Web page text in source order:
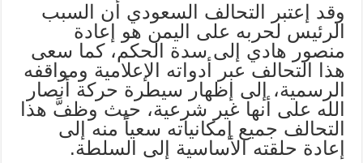
وقد إعتبر التحالف السعودي أن السبب
الرئيس لحربه على اليمن هو إعادة
منصور هادي إلى سدة الحكم، كما سعى
هذا التحالف عبر أدواته الإعلامية ومواقفه
الرسمية، إلى إظهار سيطرة حركة أنصار
الله على أنها غير شرعية، حيث وظفَّ هذا
التحالف جميع إمكانياته سعياً منه إلى
إعادة حلقته الأساسية إلى السلطة.